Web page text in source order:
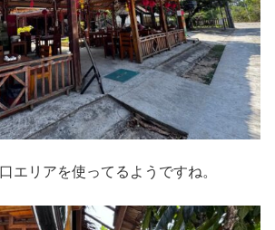
エリアを使ってるようですね。